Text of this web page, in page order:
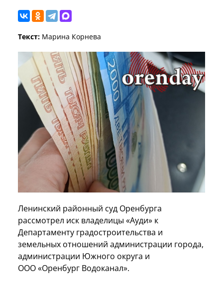
Текст: Марина Корнева
Ленинский районный суд Оренбурга
рассмотрел иск владелицы «Ауди» к
Департаменту градостроительства и
земельных отношений администрации города,
администрации Южного округа и
ООО «Оренбург Водоканал».